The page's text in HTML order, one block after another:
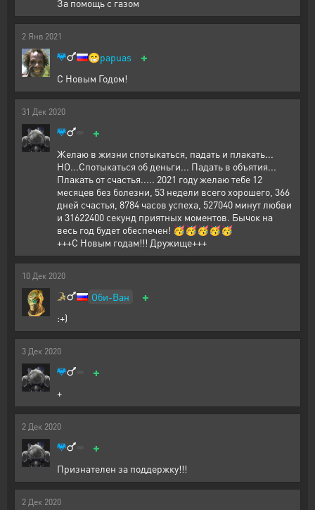
За помощь с газом
2 Янв 2021
😁papuas +
С Новым Годом!
31 Дек 2020
+
Желаю в жизни спотыкаться, падать и плакать...
НО...Спотыкаться об деньги... Падать в объятия...
Плакать от счастья..... 2021 году желаю тебе 12
месяцев без болезни, 53 недели всего хорошего, 366
дней счастья, 8784 часов успеха, 527040 минут любви
и 31622400 секунд приятных моментов. Бычок на
весь год будет обеспечен! 🥳🥳🥳🥳🥳
+++С Новым годам!!! Дружище+++
10 Дек 2020
Оби-Ван +
:+)
3 Дек 2020
+
+
2 Дек 2020
+
Признателен за поддержку!!!
2 Дек 2020